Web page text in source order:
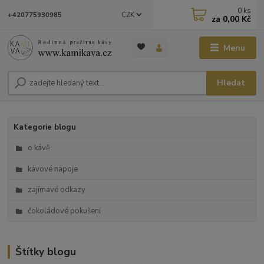
Menu
CZK
Hledat
+420775930985 0 ks
za 0,00 Kč
Kategorie blogu
o kávě
kávové nápoje
zajímavé odkazy
čokoládové pokušení
Štítky blogu